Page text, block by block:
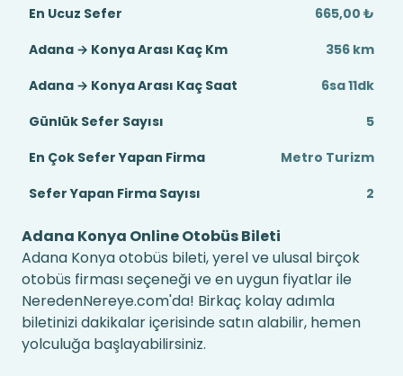
En Ucuz Sefer
665,00 ₺
Adana → Konya Arası Kaç Km
356 km
Adana → Konya Arası Kaç Saat
6sa 11dk
Günlük Sefer Sayısı
5
En Çok Sefer Yapan Firma
Metro Turizm
Sefer Yapan Firma Sayısı
2
Adana Konya Online Otobüs Bileti
Adana Konya otobüs bileti, yerel ve ulusal birçok
otobüs firması seçeneği ve en uygun fiyatlar ile
NeredenNereye.com'da! Birkaç kolay adımla
biletinizi dakikalar içerisinde satın alabilir, hemen
yolculuğa başlayabilirsiniz.